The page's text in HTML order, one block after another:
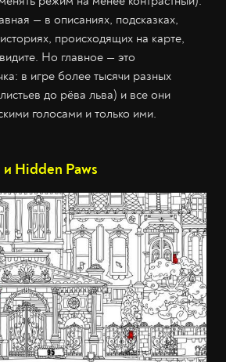
— в описаниях, подсказках,
происходящих на карте,
Но главное — это
в игре более тысячи разных
до рёва льва) и все они
голосами и только ими.
Hidden Paws